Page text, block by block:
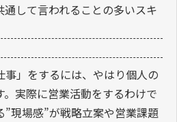
通して言われることの多いスキ
事」をするには、やはり個人の
実際に営業活動をするわけで
現場感”が戦略立案や営業課題